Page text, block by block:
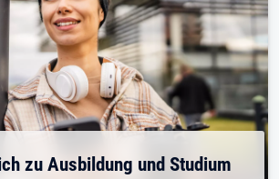
zu Ausbildung und Studium